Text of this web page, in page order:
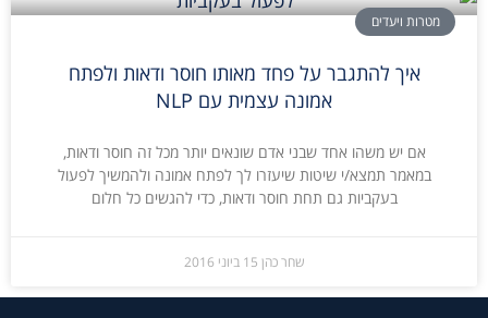
מטרות ויעדים
איך להתגבר על פחד מאותו חוסר ודאות ולפתח
אמונה עצמית עם NLP
אם יש משהו אחד שבני אדם שונאים יותר מכל זה חוסר ודאות,
במאמר תמצא/י שיטות שיעזרו לך לפתח אמונה ולהמשיך לפעול
בעקביות גם תחת חוסר ודאות, כדי להגשים כל חלום
שחר כהן 15 ביוני 2016